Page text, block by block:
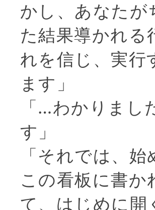
かし、あなたが
た結果導かれる
れを信じ、実行
ます」
「…わかりまし
す」
「それでは、
この看板に書
て、はじめに開